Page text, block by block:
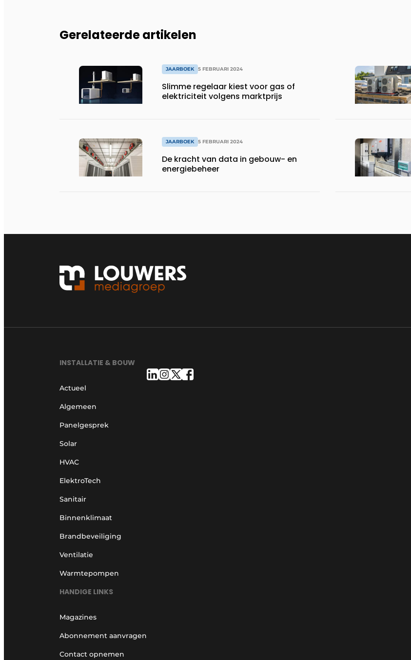
Gerelateerde artikelen
JAARBOEK 5 FEBRUARI 2024
Slimme regelaar kiest voor gas of
elektriciteit volgens marktprijs
JAARBOEK 5 FEBRUARI 2024
De kracht van data in gebouw- en
energiebeheer
INSTALLATIE & BOUW
Actueel
Algemeen
Panelgesprek
Solar
HVAC
ElektroTech
Sanitair
Binnenklimaat
Brandbeveiliging
Ventilatie
Warmtepompen
HANDIGE LINKS
Magazines
Abonnement aanvragen
Contact opnemen